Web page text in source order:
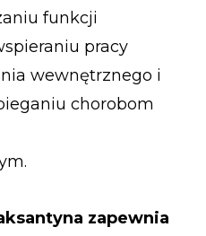
funkcji
pracy
wewnętrznego i
chorobom
zapewnia